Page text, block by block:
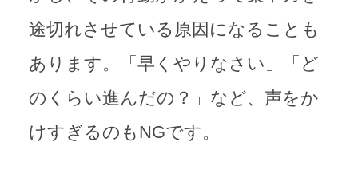
途切れさせている原因になることも
あります。「早くやりなさい」「ど
のくらい進んだの？」など、声をか
けすぎるのもNGです。